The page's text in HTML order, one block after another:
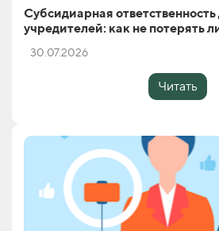
Субсидиарная
учредителей: как не потерять
30.07.2026
Читать